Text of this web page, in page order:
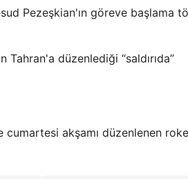
Pezeşkian'ın göreve başlama
Tahran'a düzenlediği “saldırıda”
cumartesi akşamı düzenlenen